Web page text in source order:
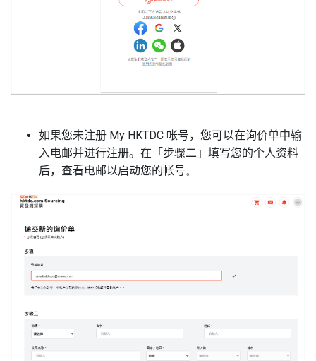
如果您未注册 My HKTDC 帐号，您可以在询价单中输
入电邮并进行注册。在「步骤二」填写您的个人资料
后，查看电邮以启动您的帐号。